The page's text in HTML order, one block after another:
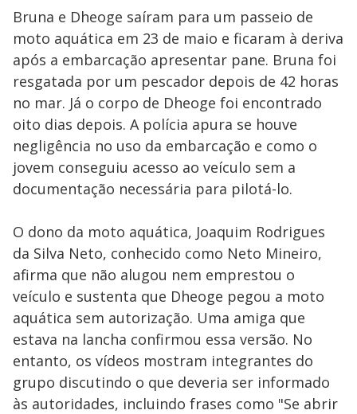
Bruna e Dheoge saíram para um passeio de
moto aquática em 23 de maio e ficaram à deriva
após a embarcação apresentar pane. Bruna foi
resgatada por um pescador depois de 42 horas
no mar. Já o corpo de Dheoge foi encontrado
oito dias depois. A polícia apura se houve
negligência no uso da embarcação e como o
jovem conseguiu acesso ao veículo sem a
documentação necessária para pilotá-lo.
O dono da moto aquática, Joaquim Rodrigues
da Silva Neto, conhecido como Neto Mineiro,
afirma que não alugou nem emprestou o
veículo e sustenta que Dheoge pegou a moto
aquática sem autorização. Uma amiga que
estava na lancha confirmou essa versão. No
entanto, os vídeos mostram integrantes do
grupo discutindo o que deveria ser informado
às autoridades, incluindo frases como "Se abrir